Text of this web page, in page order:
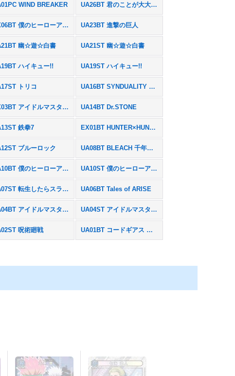
WIND BREAKER UA26BT 君のことが大大大大大好きな100人の彼女
EX06BT 僕のヒーローアカデミア Vol.2 UA23BT 進撃の巨人
幽☆遊☆白書 UA21ST 幽☆遊☆白書
ハイキュー!! UA19ST ハイキュー!!
トリコ UA16BT SYNDUALITY Noir
EX03BT アイドルマスター シャイニーカラーズ Vol.2 UA14BT Dr.STONE
鉄拳7 EX01BT HUNTER×HUNTER Vol.2
ブルーロック UA08BT BLEACH 千年血戦篇
UA10BT 僕のヒーローアカデミア UA10ST 僕のヒーローアカデミア
UA07ST 転生したらスライムだった件 UA06BT Tales of ARISE
UA04BT アイドルマスター シャイニーカラーズ UA04ST アイドルマスター シャイニーカラーズ
呪術廻戦 UA01BT コードギアス 反逆のルルーシュ